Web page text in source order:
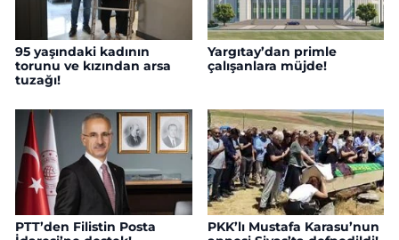
95 yaşındaki kadının
torunu ve kızından arsa
tuzağı!
Yargıtay’dan primle
çalışanlara müjde!
PTT’den Filistin Posta
PKK’lı Mustafa Karasu’nun